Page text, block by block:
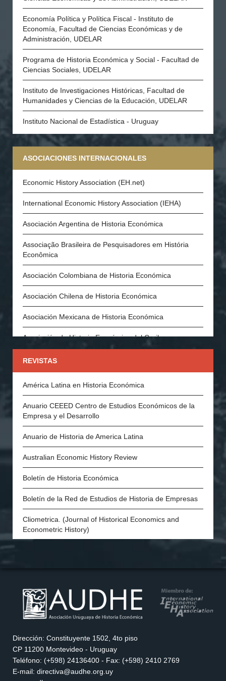
Economía Política y Política Fiscal - Instituto de
Economía, Facultad de Ciencias Económicas y de
Administración, UDELAR
Programa de Historia Económica y Social - Facultad de
Ciencias Sociales, UDELAR
Instituto de Investigaciones Históricas, Facultad de
Humanidades y Ciencias de la Educación, UDELAR
Instituto Nacional de Estadística - Uruguay
ASOCIACIONES INTERNACIONALES
Economic History Association (EH.net)
International Economic History Association (IEHA)
Asociación Argentina de Historia Económica
Associação Brasileira de Pesquisadores em História
Econômica
Asociación Colombiana de Historia Económica
Asociación Chilena de Historia Económica
Asociación Mexicana de Historia Económica
Asociación de Historia Económica del Caribe
Asociación Española de Historia Económica
History of Economics Society
The Swedish Economic History Association
The Economic History Society of Australia and New
REVISTAS
América Latina en Historia Económica
Anuario CEEED Centro de Estudios Económicos de la
Empresa y el Desarrollo
Anuario de Historia de America Latina
Australian Economic History Review
Boletín de Historia Económica
Boletín de la Red de Estudios de Historia de Empresas
Cliometrica. (Journal of Historical Economics and
Econometric History)
European Review of Economic History
Explorations in Economic History
servicios y las empresas en América Latina
History of Political Economy
Dirección: Constituyente 1502, 4to piso
CP 11200 Montevideo - Uruguay
Teléfono: (+598) 24136400 - Fax: (+598) 2410 2769
E-mail: directiva@audhe.org.uy